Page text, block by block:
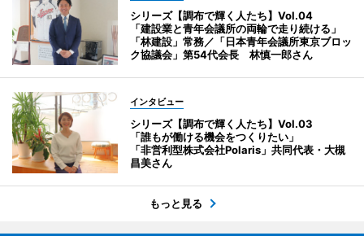
シリーズ【調布で輝く人たち】Vol.04
「建設業と青年会議所の両輪で走り続ける」
「林建設」常務／「日本青年会議所東京ブロッ
ク協議会」第54代会長 林慎一郎さん
インタビュー
シリーズ【調布で輝く人たち】Vol.03
「誰もが働ける機会をつくりたい」
「非営利型株式会社Polaris」共同代表・大槻
昌美さん
もっと見る